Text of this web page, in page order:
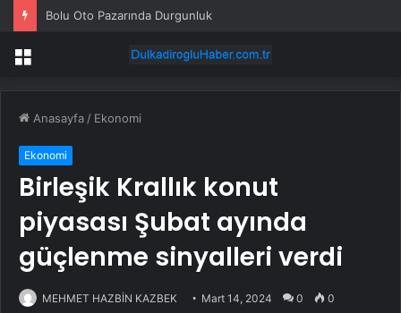
Bolu Oto Pazarında Durgunluk
Menü
Anasayfa / Ekonomi
Ekonomi
Birleşik Krallık konut
piyasası Şubat ayında
güçlenme sinyalleri verdi
MEHMET HAZBİN KAZBEK Mart 14, 2024 0 0